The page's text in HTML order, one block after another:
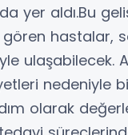
yer aldı.Bu
hastalar,
ulaşabilecek.
nedeniyle
olarak